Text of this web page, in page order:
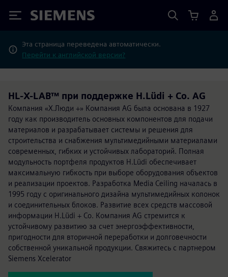
Siemens
Эта страница переведена автоматически.
Перейти к английской версии?
HL-X-LAB™ при поддержке H.Lüdi + Co. AG
Компания «Х.Люди +» Компания AG была основана в 1927
году как производитель основных компонентов для подачи
материалов и разрабатывает системы и решения для
строительства и снабжения мультимедийными материалами
современных, гибких и устойчивых лабораторий. Полная
модульность портфеля продуктов H.Lüdi обеспечивает
максимальную гибкость при выборе оборудования объектов
и реализации проектов. Разработка Media Ceiling началась в
1995 году с оригинального дизайна мультимедийных колонок
и соединительных блоков. Развитие всех средств массовой
информации H.Lüdi + Co. Компания AG стремится к
устойчивому развитию за счет энергоэффективности,
пригодности для вторичной переработки и долговечности
собственной уникальной продукции. Свяжитесь с партнером
Siemens Xcelerator